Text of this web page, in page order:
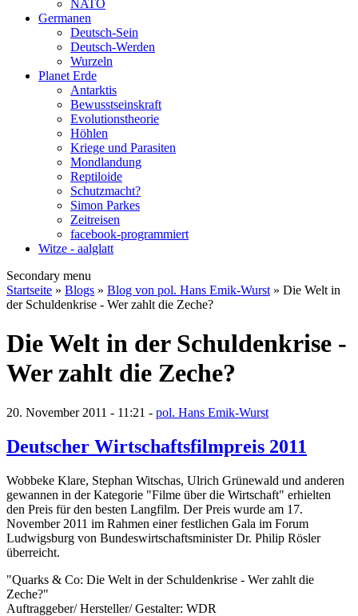
NATO
Germanen
Deutsch-Sein
Deutsch-Werden
Wurzeln
Planet Erde
Antarktis
Bewusstseinskraft
Evolutionstheorie
Höhlen
Kriege und Parasiten
Mondlandung
Reptiloide
Schutzmacht?
Simon Parkes
Zeitreisen
facebook-programmiert
Witze - aalglatt
Secondary menu
Startseite » Blogs » Blog von pol. Hans Emik-Wurst » Die Welt in
der Schuldenkrise - Wer zahlt die Zeche?
Die Welt in der Schuldenkrise -
Wer zahlt die Zeche?
20. November 2011 - 11:21 - pol. Hans Emik-Wurst
Deutscher Wirtschaftsfilmpreis 2011
Wobbeke Klare, Stephan Witschas, Ulrich Grünewald und anderen
gewannen in der Kategorie "Filme über die Wirtschaft" erhielten
den Preis für den besten Langfilm. Der Preis wurde am 17.
November 2011 im Rahmen einer festlichen Gala im Forum
Ludwigsburg von Bundeswirtschaftsminister Dr. Philip Rösler
überreicht.
"Quarks & Co: Die Welt in der Schuldenkrise - Wer zahlt die
Zeche?"
Auftraggeber/ Hersteller/ Gestalter: WDR